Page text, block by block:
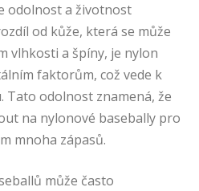
odolnost a životnost
od kůže, která se může
vlhkosti a špíny, je nylon
faktorům, což vede k
odolnost znamená, že
na nylonové basebally pro
mnoha zápasů.
může často